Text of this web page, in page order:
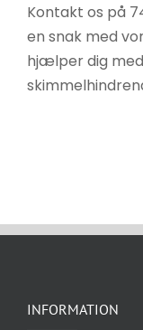
Kontakt os på
en snak med
hjælper dig
INFORMATION